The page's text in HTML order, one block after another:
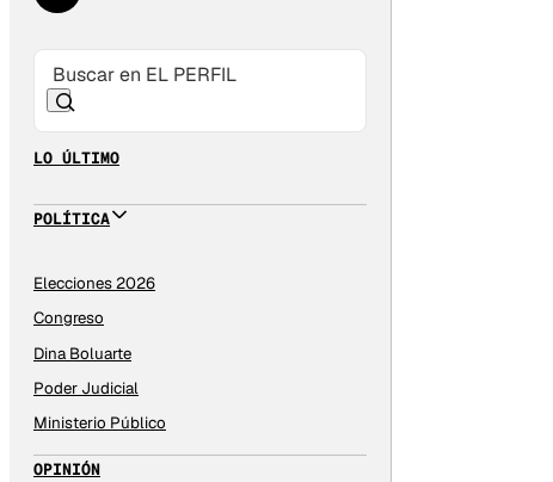
LO ÚLTIMO
POLÍTICA
Elecciones 2026
Congreso
Dina Boluarte
Poder Judicial
Ministerio Público
OPINIÓN